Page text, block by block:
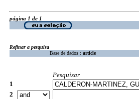
página 1 de 1
Refinar a pesquisa
Base de dados : article
Pesquisar
1
2